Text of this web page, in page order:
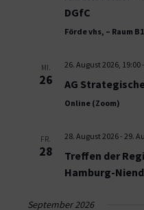
DGfC
Förde vhs, – Raum
MI.
26
26. August 2026, 19:00-
AG
Online (Zoom)
FR.
28
28. August 2026- 29.
Treffen der
Hamburg-
September 2026